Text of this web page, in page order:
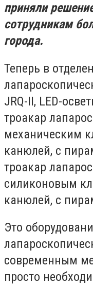
приняли
сотрудникам
города.
Теперь в
JRQ-II, LED-
троакар
механическим
канюлей, с
троакар
силиконовым
канюлей, с
Это
современным
просто